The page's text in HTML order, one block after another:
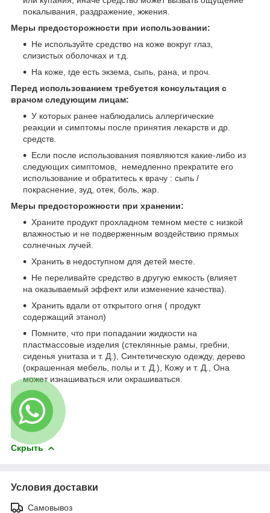
покалывания, раздражение, жжения.
Меры предосторожности при использовании:
Не используйте средство на коже вокруг глаз,
слизистых оболочках и т.д.
На коже, где есть экзема, сыпь, рана, и проч.
Перед использованием требуется консультация с
врачом следующим лицам:
У которых ранее наблюдались аллергические
реакции и симптомы после принятия лекарств и др.
средств.
Если после использования появляются какие-либо из
следующих симптомов, немедленно прекратите его
использование и обратитесь к врачу : сыпь /
покраснение, зуд, отек, боль, жар.
Меры предосторожности при хранении:
Храните продукт прохладном темном месте с низкой
влажностью и не подверженным воздействию прямых
солнечных лучей.
Хранить в недоступном для детей месте.
Не переливайте средство в другую емкость (влияет
на оказываемый эффект или изменение качества).
Хранить вдали от открытого огня ( продукт
содержащий этанол)
Помните, что при попадании жидкости на
пластмассовые изделия (стеклянные рамы, гребни,
сиденья унитаза и т. Д.), Синтетическую одежду, дерево
(окрашенная мебель, полы и т. Д.), Кожу и т. Д., Она
может изнашиваться или окрашиваться.
Скрыть
Условия доставки
Самовывоз